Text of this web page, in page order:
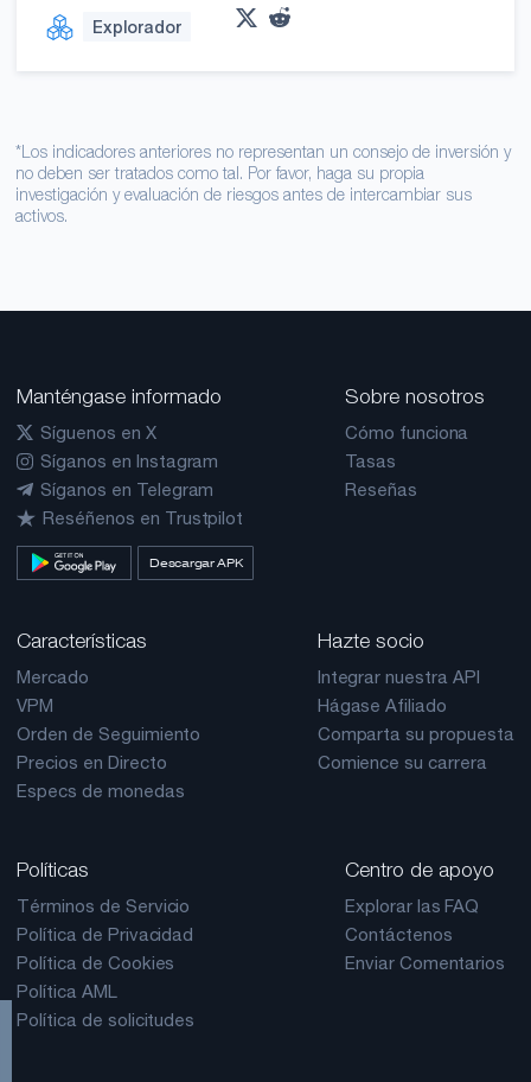
Explorador
*Los indicadores anteriores no representan un consejo de inversión y
no deben ser tratados como tal. Por favor, haga su propia
investigación y evaluación de riesgos antes de intercambiar sus
activos.
Manténgase informado
Síguenos en X
Síganos en Instagram
Síganos en Telegram
Reséñenos en Trustpilot
Descargar APK
Sobre nosotros
Cómo funciona
Tasas
Reseñas
Características
Mercado
VPM
Orden de Seguimiento
Precios en Directo
Especs de monedas
Hazte socio
Integrar nuestra API
Hágase Afiliado
Comparta su propuesta
Comience su carrera
Políticas
Términos de Servicio
Política de Privacidad
Política de Cookies
Política AML
Política de solicitudes
Centro de apoyo
Explorar las FAQ
Contáctenos
Enviar Comentarios